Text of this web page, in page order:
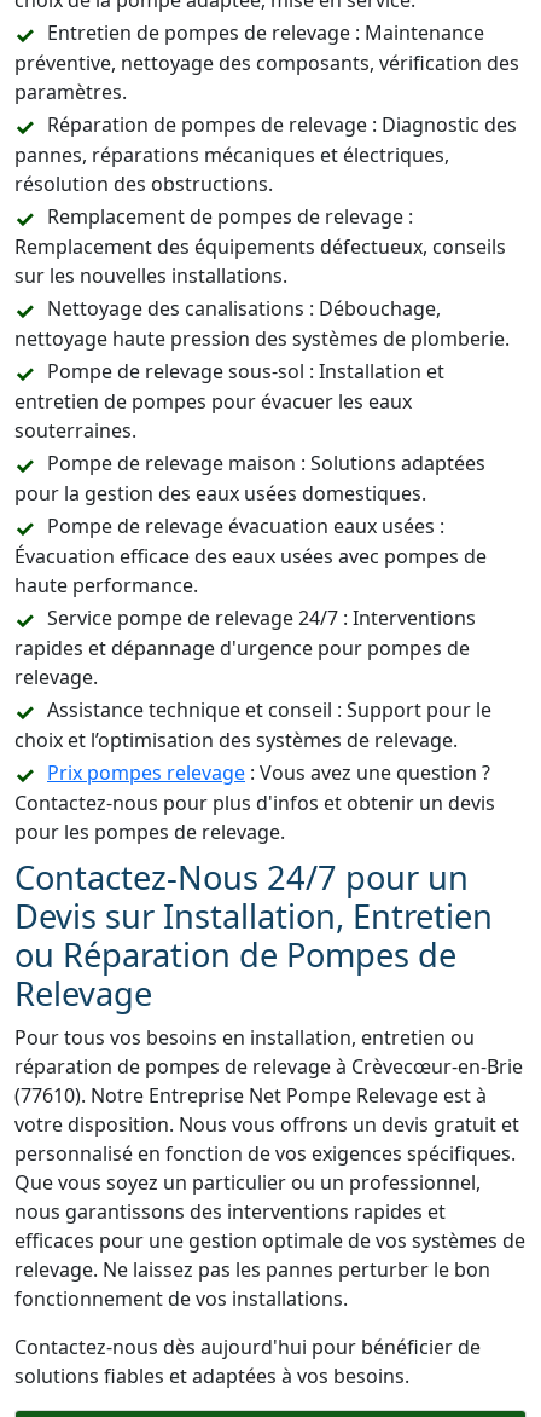
Entretien de pompes de relevage : Maintenance
préventive, nettoyage des composants, vérification des
paramètres.
Réparation de pompes de relevage : Diagnostic des
pannes, réparations mécaniques et électriques,
résolution des obstructions.
Remplacement de pompes de relevage :
Remplacement des équipements défectueux, conseils
sur les nouvelles installations.
Nettoyage des canalisations : Débouchage,
nettoyage haute pression des systèmes de plomberie.
Pompe de relevage sous-sol : Installation et
entretien de pompes pour évacuer les eaux
souterraines.
Pompe de relevage maison : Solutions adaptées
pour la gestion des eaux usées domestiques.
Pompe de relevage évacuation eaux usées :
Évacuation efficace des eaux usées avec pompes de
haute performance.
Service pompe de relevage 24/7 : Interventions
rapides et dépannage d'urgence pour pompes de
relevage.
Assistance technique et conseil : Support pour le
choix et l’optimisation des systèmes de relevage.
Prix pompes relevage : Vous avez une question ?
Contactez-nous pour plus d'infos et obtenir un devis
pour les pompes de relevage.
Contactez-Nous 24/7 pour un
Devis sur Installation, Entretien
ou Réparation de Pompes de
Relevage
Pour tous vos besoins en installation, entretien ou
réparation de pompes de relevage à Crèvecœur-en-Brie
(77610). Notre Entreprise Net Pompe Relevage est à
votre disposition. Nous vous offrons un devis gratuit et
personnalisé en fonction de vos exigences spécifiques.
Que vous soyez un particulier ou un professionnel,
nous garantissons des interventions rapides et
efficaces pour une gestion optimale de vos systèmes de
relevage. Ne laissez pas les pannes perturber le bon
fonctionnement de vos installations.
Contactez-nous dès aujourd'hui pour bénéficier de
solutions fiables et adaptées à vos besoins.